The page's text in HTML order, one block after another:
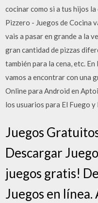
cocinar como si a tus hijos
Pizzero - Juegos de Cocina
vais a pasar en grande a la
gran cantidad de pizzas
también para la cena, etc.
vamos a encontrar con una
Online para Android en
los usuarios para El Fuego
Juegos
Descargar
juegos gratis!
Juegos en